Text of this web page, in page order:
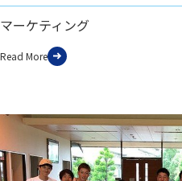
マーケティング
Read More